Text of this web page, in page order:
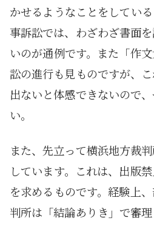
かせるようなことをしてい
事訴訟では、わざわざ書面
いのが通例です。また「作
訟の進行も見ものですが、
出ないと体感できないので
い。
また、先立って横浜地方裁
しています。これは、出版
を求めるものです。経験上
判所は「結論ありき」で審理